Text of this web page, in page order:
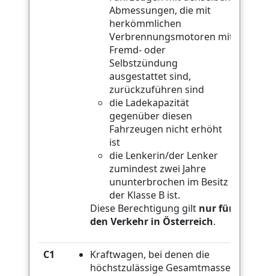
Abmessungen, die mit
herkömmlichen
Verbrennungsmotoren mit
Fremd- oder
Selbstzündung
ausgestattet sind,
zurückzuführen sind
die Ladekapazität
gegenüber diesen
Fahrzeugen nicht erhöht
ist
die Lenkerin/der Lenker
zumindest zwei Jahre
ununterbrochen im Besitz
der Klasse B ist.
Diese Berechtigung gilt nur für
den Verkehr in Österreich.
C1
Kraftwagen, bei denen die
höchstzulässige Gesamtmasse